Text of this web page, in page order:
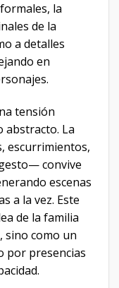
la
de la
a detalles
en
tensión
abstracto. La
escurrimientos,
convive
escenas
a la vez. Este
de la familia
sino como un
por presencias